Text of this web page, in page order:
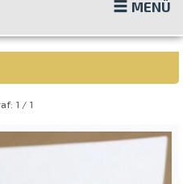
MENÜ
1 / 1